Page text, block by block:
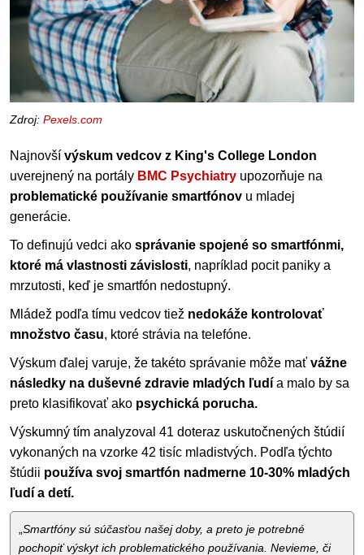
Zdroj: Pexels.com
Najnovší výskum vedcov z King's College London
uverejnený na portály BMC Psychiatry upozorňuje na
problematické používanie smartfónov u mladej
generácie.
To definujú vedci ako správanie spojené so smartfónmi,
ktoré má vlastnosti závislosti, napríklad pocit paniky a
mrzutosti, keď je smartfón nedostupný.
Mládež podľa tímu vedcov tiež nedokáže kontrolovať
množstvo času, ktoré strávia na telefóne.
Výskum ďalej varuje, že takéto správanie môže mať vážne
následky na duševné zdravie mladých ľudí a malo by sa
preto klasifikovať ako psychická porucha.
Výskumný tím analyzoval 41 doteraz uskutočnených štúdií
vykonaných na vzorke 42 tisíc mladistvých. Podľa týchto
štúdii používa svoj smartfón nadmerne 10-30% mladých
ľudí a detí.
Smartfóny sú súčasťou našej doby, a preto je potrebné
pochopiť výskyt ich problematického používania. Nevieme, či